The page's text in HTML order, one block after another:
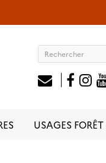
USAGES